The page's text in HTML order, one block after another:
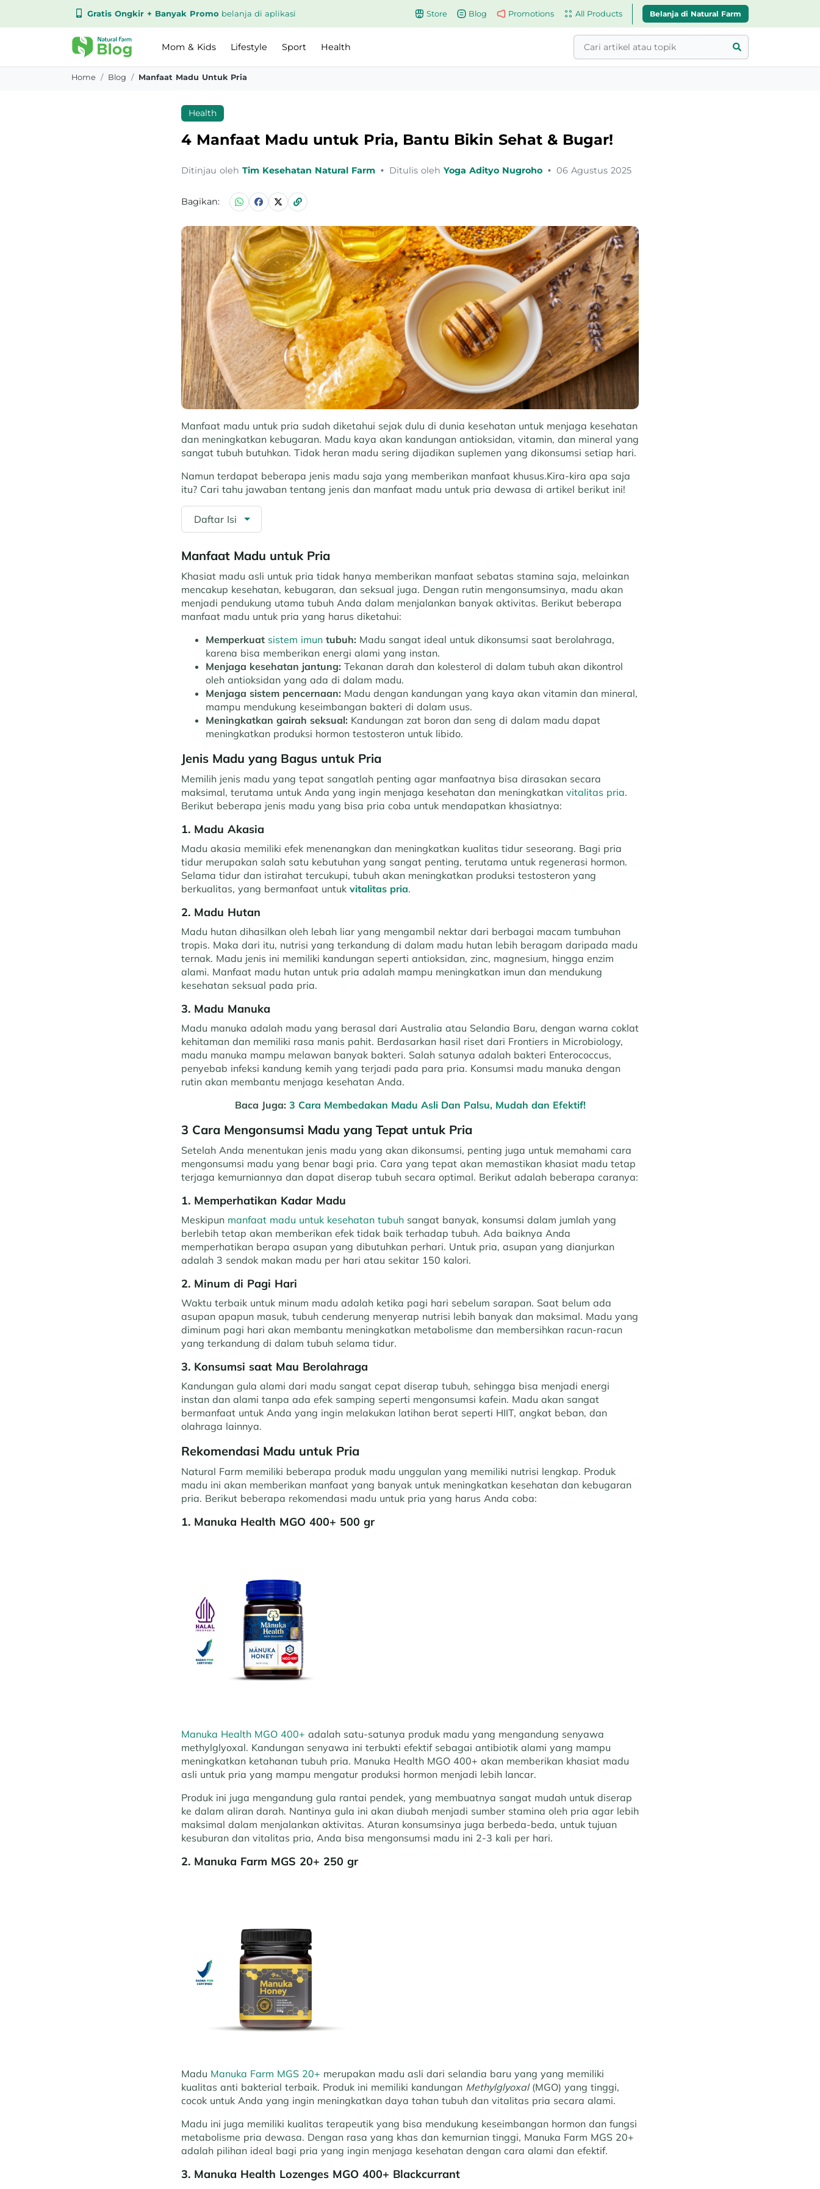
Gratis Ongkir + Banyak Promo belanja di aplikasi Store Blog Promotions All Products Belanja di Natural Farm
Mom & Kids Lifestyle Sport Health
Home Blog Manfaat Madu Untuk Pria
Health
4 Manfaat Madu untuk Pria, Bantu Bikin Sehat & Bugar!
Ditinjau oleh Tim Kesehatan Natural Farm • Ditulis oleh Yoga Adityo Nugroho • 06 Agustus 2025
Bagikan:
Manfaat madu untuk pria sudah diketahui sejak dulu di dunia kesehatan untuk menjaga kesehatan
dan meningkatkan kebugaran. Madu kaya akan kandungan antioksidan, vitamin, dan mineral yang
sangat tubuh butuhkan. Tidak heran madu sering dijadikan suplemen yang dikonsumsi setiap hari.
Namun terdapat beberapa jenis madu saja yang memberikan manfaat khusus.Kira-kira apa saja
itu? Cari tahu jawaban tentang jenis dan manfaat madu untuk pria dewasa di artikel berikut ini!
Daftar Isi
Manfaat Madu untuk Pria
Khasiat madu asli untuk pria tidak hanya memberikan manfaat sebatas stamina saja, melainkan
mencakup kesehatan, kebugaran, dan seksual juga. Dengan rutin mengonsumsinya, madu akan
menjadi pendukung utama tubuh Anda dalam menjalankan banyak aktivitas. Berikut beberapa
manfaat madu untuk pria yang harus diketahui:
Memperkuat sistem imun tubuh: Madu sangat ideal untuk dikonsumsi saat berolahraga,
karena bisa memberikan energi alami yang instan.
Menjaga kesehatan jantung: Tekanan darah dan kolesterol di dalam tubuh akan dikontrol
oleh antioksidan yang ada di dalam madu.
Menjaga sistem pencernaan: Madu dengan kandungan yang kaya akan vitamin dan mineral,
mampu mendukung keseimbangan bakteri di dalam usus.
Meningkatkan gairah seksual: Kandungan zat boron dan seng di dalam madu dapat
meningkatkan produksi hormon testosteron untuk libido.
Jenis Madu yang Bagus untuk Pria
Memilih jenis madu yang tepat sangatlah penting agar manfaatnya bisa dirasakan secara
maksimal, terutama untuk Anda yang ingin menjaga kesehatan dan meningkatkan vitalitas pria.
Berikut beberapa jenis madu yang bisa pria coba untuk mendapatkan khasiatnya:
1. Madu Akasia
Madu akasia memiliki efek menenangkan dan meningkatkan kualitas tidur seseorang. Bagi pria
tidur merupakan salah satu kebutuhan yang sangat penting, terutama untuk regenerasi hormon.
Selama tidur dan istirahat tercukupi, tubuh akan meningkatkan produksi testosteron yang
berkualitas, yang bermanfaat untuk vitalitas pria.
2. Madu Hutan
Madu hutan dihasilkan oleh lebah liar yang mengambil nektar dari berbagai macam tumbuhan
tropis. Maka dari itu, nutrisi yang terkandung di dalam madu hutan lebih beragam daripada madu
ternak. Madu jenis ini memiliki kandungan seperti antioksidan, zinc, magnesium, hingga enzim
alami. Manfaat madu hutan untuk pria adalah mampu meningkatkan imun dan mendukung
kesehatan seksual pada pria.
3. Madu Manuka
Madu manuka adalah madu yang berasal dari Australia atau Selandia Baru, dengan warna coklat
kehitaman dan memiliki rasa manis pahit. Berdasarkan hasil riset dari Frontiers in Microbiology,
madu manuka mampu melawan banyak bakteri. Salah satunya adalah bakteri Enterococcus,
penyebab infeksi kandung kemih yang terjadi pada para pria. Konsumsi madu manuka dengan
rutin akan membantu menjaga kesehatan Anda.
Baca Juga: 3 Cara Membedakan Madu Asli Dan Palsu, Mudah dan Efektif!
3 Cara Mengonsumsi Madu yang Tepat untuk Pria
Setelah Anda menentukan jenis madu yang akan dikonsumsi, penting juga untuk memahami cara
mengonsumsi madu yang benar bagi pria. Cara yang tepat akan memastikan khasiat madu tetap
terjaga kemurniannya dan dapat diserap tubuh secara optimal. Berikut adalah beberapa caranya:
1. Memperhatikan Kadar Madu
Meskipun manfaat madu untuk kesehatan tubuh sangat banyak, konsumsi dalam jumlah yang
berlebih tetap akan memberikan efek tidak baik terhadap tubuh. Ada baiknya Anda
memperhatikan berapa asupan yang dibutuhkan perhari. Untuk pria, asupan yang dianjurkan
adalah 3 sendok makan madu per hari atau sekitar 150 kalori.
2. Minum di Pagi Hari
Waktu terbaik untuk minum madu adalah ketika pagi hari sebelum sarapan. Saat belum ada
asupan apapun masuk, tubuh cenderung menyerap nutrisi lebih banyak dan maksimal. Madu yang
diminum pagi hari akan membantu meningkatkan metabolisme dan membersihkan racun-racun
yang terkandung di dalam tubuh selama tidur.
3. Konsumsi saat Mau Berolahraga
Kandungan gula alami dari madu sangat cepat diserap tubuh, sehingga bisa menjadi energi
instan dan alami tanpa ada efek samping seperti mengonsumsi kafein. Madu akan sangat
bermanfaat untuk Anda yang ingin melakukan latihan berat seperti HIIT, angkat beban, dan
olahraga lainnya.
Rekomendasi Madu untuk Pria
Natural Farm memiliki beberapa produk madu unggulan yang memiliki nutrisi lengkap. Produk
madu ini akan memberikan manfaat yang banyak untuk meningkatkan kesehatan dan kebugaran
pria. Berikut beberapa rekomendasi madu untuk pria yang harus Anda coba:
1. Manuka Health MGO 400+ 500 gr
Manuka Health MGO 400+ adalah satu-satunya produk madu yang mengandung senyawa
methylglyoxal. Kandungan senyawa ini terbukti efektif sebagai antibiotik alami yang mampu
meningkatkan ketahanan tubuh pria. Manuka Health MGO 400+ akan memberikan khasiat madu
asli untuk pria yang mampu mengatur produksi hormon menjadi lebih lancar.
Produk ini juga mengandung gula rantai pendek, yang membuatnya sangat mudah untuk diserap
ke dalam aliran darah. Nantinya gula ini akan diubah menjadi sumber stamina oleh pria agar lebih
maksimal dalam menjalankan aktivitas. Aturan konsumsinya juga berbeda-beda, untuk tujuan
kesuburan dan vitalitas pria, Anda bisa mengonsumsi madu ini 2-3 kali per hari.
2. Manuka Farm MGS 20+ 250 gr
Madu Manuka Farm MGS 20+ merupakan madu asli dari selandia baru yang yang memiliki
kualitas anti bakterial terbaik. Produk ini memiliki kandungan Methylglyoxal (MGO) yang tinggi,
cocok untuk Anda yang ingin meningkatkan daya tahan tubuh dan vitalitas pria secara alami.
Madu ini juga memiliki kualitas terapeutik yang bisa mendukung keseimbangan hormon dan fungsi
metabolisme pria dewasa. Dengan rasa yang khas dan kemurnian tinggi, Manuka Farm MGS 20+
adalah pilihan ideal bagi pria yang ingin menjaga kesehatan dengan cara alami dan efektif.
3. Manuka Health Lozenges MGO 400+ Blackcurrant